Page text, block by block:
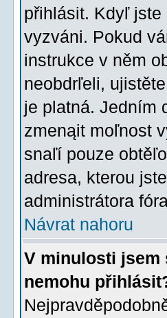
přihlásit. Kdyľ
vyzváni. Pokud
instrukce v něm
neobdrľeli,
je platná. Jedním
zmenąit moľnost
snaľí pouze
adresa, kterou
administrátora
Návrat nahoru
V minulosti jsem
nemohu